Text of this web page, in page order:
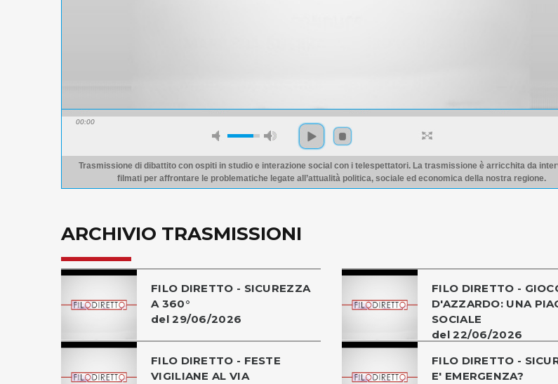
00:00
Trasmissione di dibattito con ospiti in studio e interazione social con i telespettatori. La trasmissione è arricchita da
filmati per affrontare le problematiche legate all’attualità politica, sociale ed economica della nostra regione.
ARCHIVIO TRASMISSIONI
FILO DIRETTO - SICUREZZA
A 360°
del 29/06/2026
FILO DIRETTO -
D'AZZARDO: UNA
SOCIALE
del 22/06/2026
FILO DIRETTO - FESTE
VIGILIANE AL VIA
FILO DIRETTO -
E' EMERGENZA?